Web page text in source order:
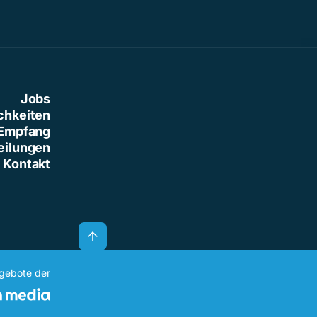
Jobs
Kontakt
der